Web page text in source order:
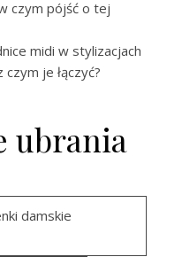
czym pójść o tej
midi w stylizacjach
je łączyć?
ubrania
damskie